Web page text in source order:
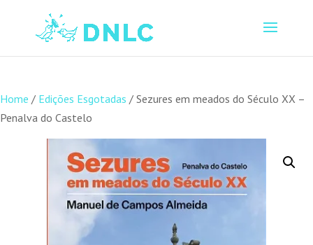
Home / Edições Esgotadas / Sezures em meados do Século XX –
Penalva do Castelo